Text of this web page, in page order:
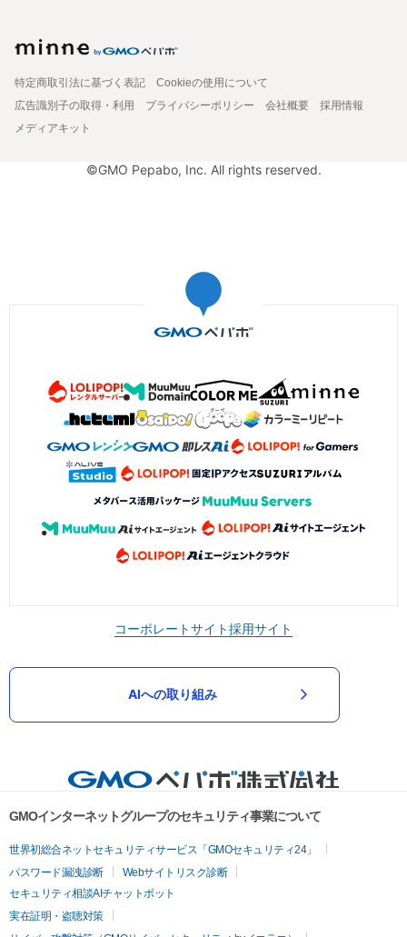
特定商取引法に基づく表記
Cookieの使用について
広告識別子の取得・利用
プライバシーポリシー 会社概要
採用情報
メディアキット
©GMO Pepabo, Inc. All rights reserved.
コーポレートサイト採用サイト
AIへの取り組み
GMOインターネットグループのセキュリティ事業について
世界初総合ネットセキュリティサービス「GMOセキュリティ24」
パスワード漏洩診断
Webサイトリスク診断
セキュリティ相談AIチャットボット
実在証明・盗聴対策